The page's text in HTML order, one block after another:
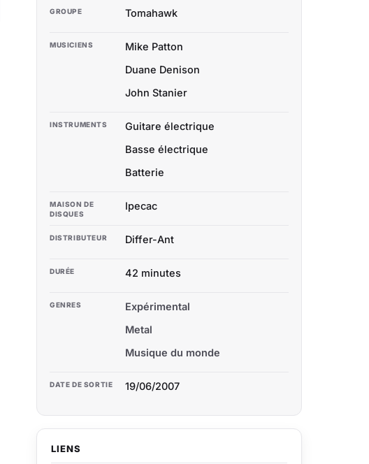
GROUPE Tomahawk
MUSICIENS
Mike Patton
Duane Denison
John Stanier
INSTRUMENTS
Guitare électrique
Basse électrique
Batterie
MAISON DE
DISQUES
Ipecac
DISTRIBUTEUR Differ-Ant
DURÉE 42 minutes
GENRES
Expérimental
Metal
Musique du monde
DATE DE SORTIE 19/06/2007
LIENS